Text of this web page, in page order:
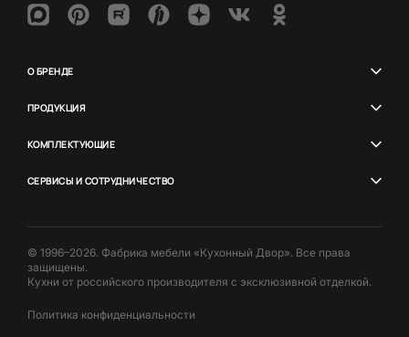
О БРЕНДЕ
ПРОДУКЦИЯ
КОМПЛЕКТУЮЩИЕ
СЕРВИСЫ И СОТРУДНИЧЕСТВО
© 1996–2026. Фабрика мебели «Кухонный Двор». Все права
защищены.
Кухни от российского производителя с эксклюзивной отделкой.
Политика конфиденциальности